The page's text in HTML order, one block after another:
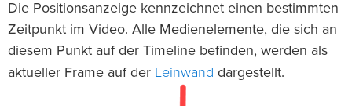
Die Positionsanzeige kennzeichnet einen bestimmten
Zeitpunkt im Video. Alle Medienelemente, die sich an
diesem Punkt auf der Timeline befinden, werden als
aktueller Frame auf der Leinwand dargestellt.